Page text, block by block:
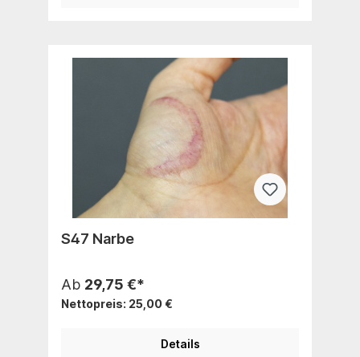
S47 Narbe
Ab 29,75 €*
Nettopreis: 25,00 €
Details